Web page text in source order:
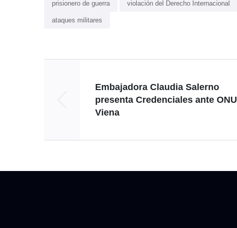
prisionero de guerra violación del Derecho Internacional
ataques militares
Embajadora Claudia Salerno
presenta Credenciales ante ONU
Viena